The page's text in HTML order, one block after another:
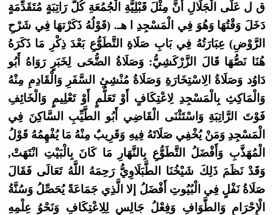
ق ل عَلَى الْجَلَالِ أَنَّ مِثْلَ قَبْلِيَّةِ الْجُمُعَةِ كُلُّ رَاتِبَةٍ مُتَقَدِّمَةٍ
دَخَلَ وَقْتُهَا وَهُوَ فِي الْمَسْجِدِ ا هـ. (قَوْلُهُ ذَكَرْتهَا فِي شَرْحِ
الرَّوْضِ) عِبَارَتُهُ فِي بَابِ صَلَاةِ التَّطَوُّعِ بَعْدَ ذِكْرِ مَا ذَكَرَهُ
هُنَا نَصُّهَا قَالَ الزَّرْكَشِيُّ: وَصَلَاةُ الضُّحَى لِخَبَرٍ رَوَاهُ أَبُو
دَاوُد وَصَلَاةُ الِاسْتِخَارَةِ وَصَلَاةُ مُنْشِئِ السَّفَرِ وَالْقَادِمِ مِنْهُ
وَالْمَاكِثِ بِالْمَسْجِدِ لِاعْتِكَافٍ أَوْ تَعَلُّمٍ أَوْ تَعْلِيمٍ وَالْخَائِفِ
فَوْتَ الرَّاتِبَةِ وَاسْتَثْنَى الْقَاضِي أَبُو الطَّيِّبِ السَّاكِنَ فِي
الْمَسْجِدِ وَمَنْ يُخْفِي صَلَاتَهُ فِيهِ وَقَرِيبٌ مِنْهُ مَا يُفْهِمُهُ قَوْلُ
الْمُهَذَّبِ وَأَفْضَلُ التَّطَوُّعِ بِالنَّهَارِ مَا كَانَ بِالْبَيْتِ انْتَهَتْ,
وَقَدْ نَظَمَ ذَلِكَ شَيْخُنَا الطَّبَلَاوِيُّ رَحِمَهُ اللَّهُ تَعَالَى فَقَالَ
صَلَاةُ نَفْلٍ فِي الْبُيُوتِ أَفْضَلُ إلا الَّذِي جَمَاعَةً يُحَصِّلُ وَسُنَّةُ
الْإِحْرَامِ وَالطَّوَافِ وَفِعْلُ جَالِسٍ لِلِاعْتِكَافِ وَنَحْوُ عِلْمِهِ